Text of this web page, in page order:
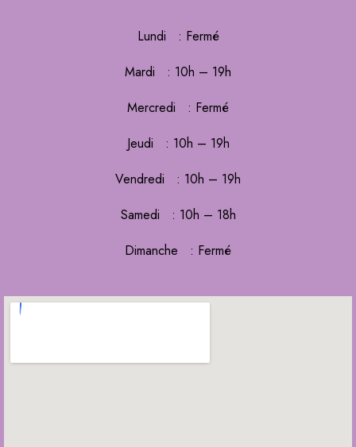
Lundi : Fermé
Mardi : 10h – 19h
Mercredi : Fermé
Jeudi : 10h – 19h
Vendredi : 10h – 19h
Samedi : 10h – 18h
Dimanche : Fermé